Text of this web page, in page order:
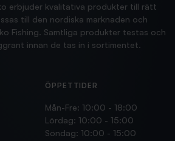
erbjuder kvalitativa produkter till rätt
till den nordiska marknaden och
Fishing. Samtliga produkter testas och
innan de tas in i sortimentet.
ÖPPETTIDER
Mån-Fre: 10:00 - 18:00
Lördag: 10:00 - 15:00
Söndag: 10:00 - 15:00